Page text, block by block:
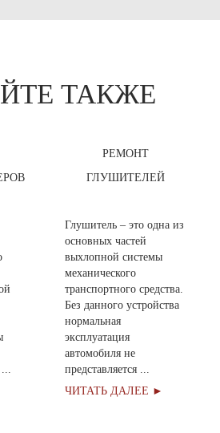
ТАКЖЕ
РЕМОНТ
ГЛУШИТЕЛЕЙ
Глушитель – это одна из
основных частей
выхлопной системы
механического
транспортного средства.
Без данного устройства
нормальная
эксплуатация
автомобиля не
представляется ...
ЧИТАТЬ ДАЛЕЕ ►